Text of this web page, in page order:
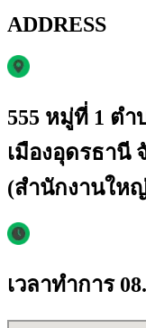
ADDRESS
555 หมู่ที่ 1 ตำ
เมืองอุดรธานี
(สำนักงานให
เวลาทำการ